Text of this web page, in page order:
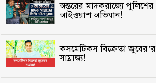
অন্তরের মাদকরাজ্যে পুলিশের
আইওয়াশ অভিযান!
কসমেটিকস বিক্রেতা জুবের’র
সাম্রাজ্য!